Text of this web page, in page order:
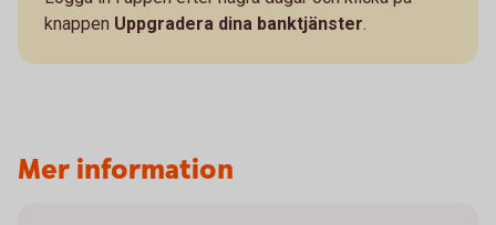
knappen Uppgradera dina banktjänster.
Mer information